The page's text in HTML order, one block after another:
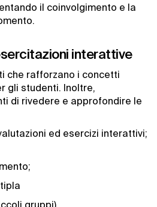
il coinvolgimento e la
interattive
che rafforzano i concetti
gli studenti. Inoltre,
di rivedere e approfondire le
ed esercizi interattivi;
gruppi).